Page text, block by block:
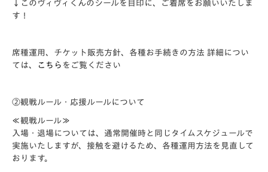
↓このヴィヴィくんのシールを目印に、ご着席をお願いいたしま
す！
席種運用、チケット販売方針、各種お手続きの方法 詳細につい
ては、
こちら をご覧ください
②観戦ルール・応援ルールについて
≪観戦ルール≫
入場・退場については、通常開催時と同じタイムスケジュールで
実施いたしますが、接触を避けるため、各種運用方法を見直して
おります。